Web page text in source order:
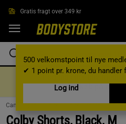
Gratis fragt over 349 kr
500 velkomstpoint til nye
✔ 1 point pr. krone, du handler
Log ind
Log ind eller bliv
ved køb på
Campaigns /Outlet /Outlet Clothes /Outlet
Colby Shorts, Black, M